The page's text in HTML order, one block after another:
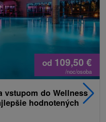
od 109,50 €
/noc/osoba
vstupom do Wellness
hodnotených